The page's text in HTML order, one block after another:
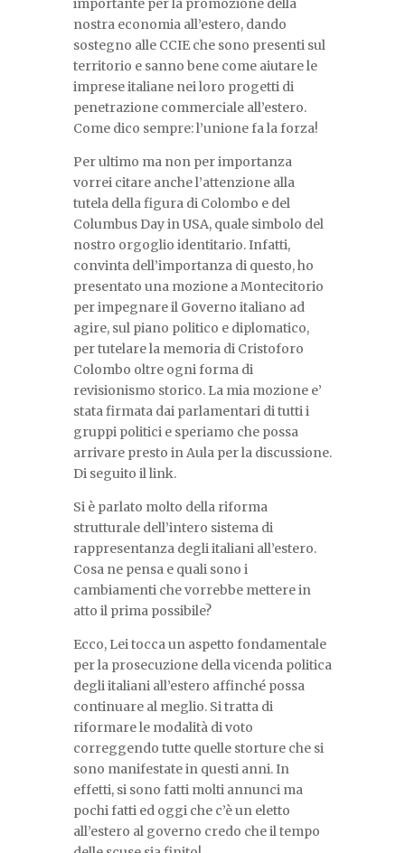
importante per la promozione della
nostra economia all’estero, dando
sostegno alle CCIE che sono presenti sul
territorio e sanno bene come aiutare le
imprese italiane nei loro progetti di
penetrazione commerciale all’estero.
Come dico sempre: l’unione fa la forza!
Per ultimo ma non per importanza
vorrei citare anche l’attenzione alla
tutela della figura di Colombo e del
Columbus Day in USA, quale simbolo del
nostro orgoglio identitario. Infatti,
convinta dell’importanza di questo, ho
presentato una mozione a Montecitorio
per impegnare il Governo italiano ad
agire, sul piano politico e diplomatico,
per tutelare la memoria di Cristoforo
Colombo oltre ogni forma di
revisionismo storico. La mia mozione e’
stata firmata dai parlamentari di tutti i
gruppi politici e speriamo che possa
arrivare presto in Aula per la discussione.
Di seguito il link.
Si è parlato molto della riforma
strutturale dell’intero sistema di
rappresentanza degli italiani all’estero.
Cosa ne pensa e quali sono i
cambiamenti che vorrebbe mettere in
atto il prima possibile?
Ecco, Lei tocca un aspetto fondamentale
per la prosecuzione della vicenda politica
degli italiani all’estero affinché possa
continuare al meglio. Si tratta di
riformare le modalità di voto
correggendo tutte quelle storture che si
sono manifestate in questi anni. In
effetti, si sono fatti molti annunci ma
pochi fatti ed oggi che c’è un eletto
all’estero al governo credo che il tempo